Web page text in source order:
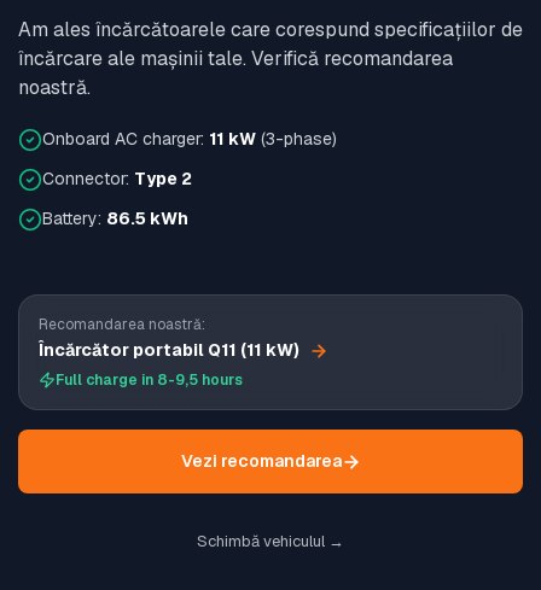
Am ales încărcătoarele care corespund specificațiilor de
încărcare ale mașinii tale. Verifică recomandarea
noastră.
Onboard AC charger: 11 kW (3-phase)
Connector: Type 2
Battery: 86.5 kWh
Recomandarea noastră:
Încărcător portabil Q11 (11 kW)
Full charge in 8-9,5 hours
Vezi recomandarea
Schimbă vehiculul →